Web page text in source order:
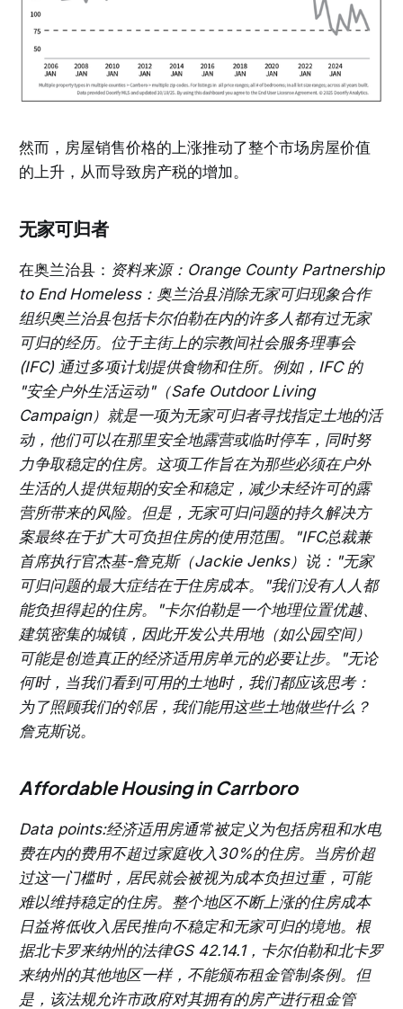
然而，房屋销售价格的上涨推动了整个市场房屋价值
的上升，从而导致房产税的增加。
无家可归者
在奥兰治县： 资料来源：Orange County Partnership
to End Homeless：奥兰治县消除无家可归现象合作
组织奥兰治县包括卡尔伯勒在内的许多人都有过无家
可归的经历。位于主街上的宗教间社会服务理事会
(IFC) 通过多项计划提供食物和住所。例如，IFC 的
"安全户外生活运动"（Safe Outdoor Living
Campaign）就是一项为无家可归者寻找指定土地的活
动，他们可以在那里安全地露营或临时停车，同时努
力争取稳定的住房。这项工作旨在为那些必须在户外
生活的人提供短期的安全和稳定，减少未经许可的露
营所带来的风险。但是，无家可归问题的持久解决方
案最终在于扩大可负担住房的使用范围。"IFC总裁兼
首席执行官杰基-詹克斯（Jackie Jenks）说："无家
可归问题的最大症结在于住房成本。"我们没有人人都
能负担得起的住房。"卡尔伯勒是一个地理位置优越、
建筑密集的城镇，因此开发公共用地（如公园空间）
可能是创造真正的经济适用房单元的必要让步。"无论
何时，当我们看到可用的土地时，我们都应该思考：
为了照顾我们的邻居，我们能用这些土地做些什么？
詹克斯说。
Affordable Housing in Carrboro
Data points:经济适用房通常被定义为包括房租和水电
费在内的费用不超过家庭收入30%的住房。当房价超
过这一门槛时，居民就会被视为成本负担过重，可能
难以维持稳定的住房。整个地区不断上涨的住房成本
日益将低收入居民推向不稳定和无家可归的境地。根
据北卡罗来纳州的法律GS 42.14.1，卡尔伯勒和北卡罗
来纳州的其他地区一样，不能颁布租金管制条例。但
是，该法规允许市政府对其拥有的房产进行租金管